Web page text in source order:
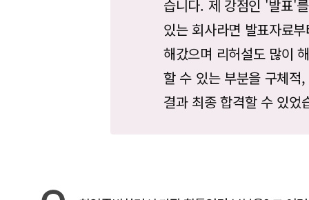
습니다. 제 강점인 '발표'
있는 회사라면 발표자료
해갔으며 리허설도 많이
할 수 있는 부분을 구체적
결과 최종 합격할 수 있었